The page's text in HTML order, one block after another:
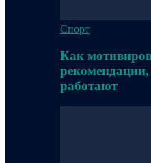
Спорт
Как
рекомендации,
работают